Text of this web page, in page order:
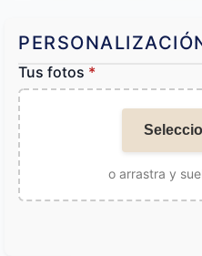
Tus fotos *
o arrastra y